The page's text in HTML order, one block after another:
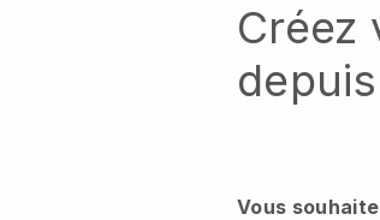
Créez
Vous